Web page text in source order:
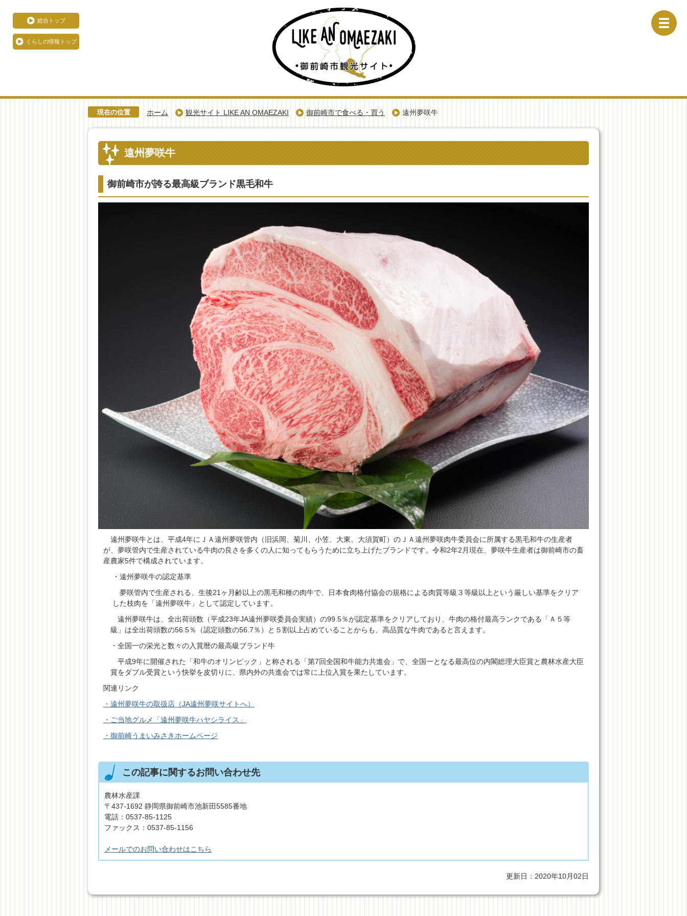
総合トップ
くらしの情報トップ
現在の位置 ホーム 観光サイト LIKE AN OMAEZAKI 御前崎市で食べる・買う 遠州夢咲牛
遠州夢咲牛
御前崎市が誇る最高級ブランド黒毛和牛
遠州夢咲牛とは、平成4年にＪＡ遠州夢咲管内（旧浜岡、菊川、小笠、大東、大須賀町）のＪＡ遠州夢咲肉牛委員会に所属する黒毛和牛の生産者
が、夢咲管内で生産されている牛肉の良さを多くの人に知ってもらうために立ち上げたブランドです。令和2年2月現在、夢咲牛生産者は御前崎市の畜
産農家5件で構成されています。
・遠州夢咲牛の認定基準
夢咲管内で生産される、生後21ヶ月齢以上の黒毛和種の肉牛で、日本食肉格付協会の規格による肉質等級３等級以上という厳しい基準をクリア
した枝肉を「遠州夢咲牛」として認定しています。
遠州夢咲牛は、全出荷頭数（平成23年JA遠州夢咲委員会実績）の99.5％が認定基準をクリアしており、牛肉の格付最高ランクである「Ａ５等
級」は全出荷頭数の56.5％（認定頭数の56.7％）と５割以上占めていることからも、高品質な牛肉であると言えます。
・全国一の栄光と数々の入賞暦の最高級ブランド牛
平成9年に開催された「和牛のオリンピック」と称される「第7回全国和牛能力共進会」で、全国一となる最高位の内閣総理大臣賞と農林水産大臣
賞をダブル受賞という快挙を皮切りに、県内外の共進会では常に上位入賞を果たしています。
関連リンク
・遠州夢咲牛の取扱店（JA遠州夢咲サイトへ）
・ご当地グルメ「遠州夢咲牛ハヤシライス」
・御前崎うまいみさきホームページ
この記事に関するお問い合わせ先
農林水産課
〒437-1692 静岡県御前崎市池新田5585番地
電話：0537-85-1125
ファックス：0537-85-1156
メールでのお問い合わせはこちら
更新日：2020年10月02日